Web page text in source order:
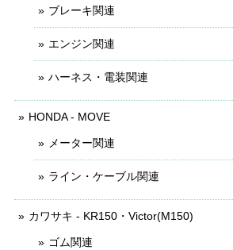
ブレーキ関連
エンジン関連
ハーネス・電装関連
HONDA - MOVE
メーター関連
ライン・ケーブル関連
カワサキ - KR150・Victor(M150)
ゴム関連